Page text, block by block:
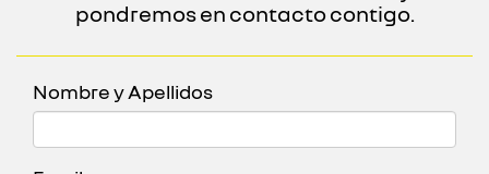
pondremos en contacto contigo.
Nombre y Apellidos